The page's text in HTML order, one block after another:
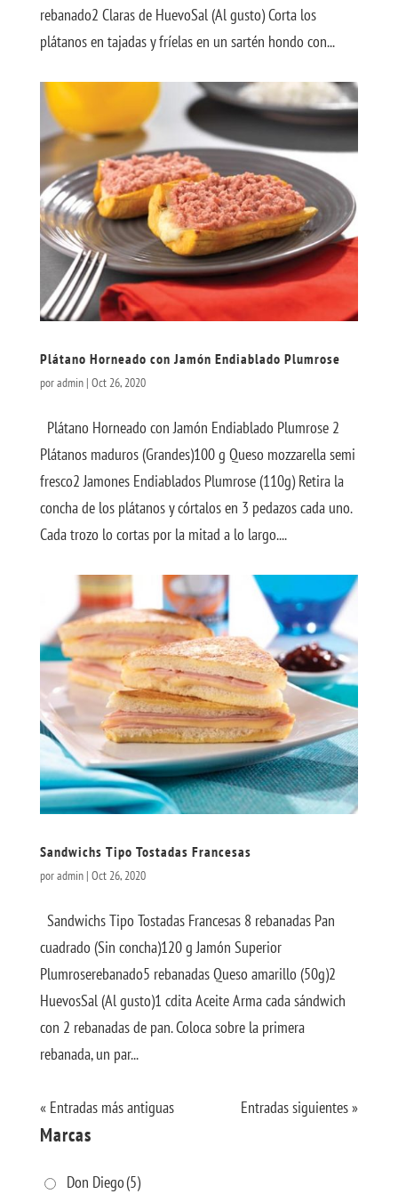
rebanado2 Claras de HuevoSal (Al gusto) Corta los
plátanos en tajadas y fríelas en un sartén hondo con...
Plátano Horneado con Jamón Endiablado Plumrose
poradmin| Oct 26, 2020
Plátano Horneado con Jamón Endiablado Plumrose 2
Plátanos maduros (Grandes)100 g Queso mozzarella semi
fresco2 Jamones Endiablados Plumrose (110g) Retira la
concha de los plátanos y córtalos en 3 pedazos cada uno.
Cada trozo lo cortas por la mitad a lo largo....
Sandwichs Tipo Tostadas Francesas
poradmin| Oct 26, 2020
Sandwichs Tipo Tostadas Francesas 8 rebanadas Pan
cuadrado (Sin concha)120 g Jamón Superior
Plumroserebanado5 rebanadas Queso amarillo (50g)2
HuevosSal (Al gusto)1 cdita Aceite Arma cada sándwich
con 2 rebanadas de pan. Coloca sobre la primera
rebanada, un par...
« Entradas más antiguas Entradas siguientes »
Marcas
Don Diego(5)